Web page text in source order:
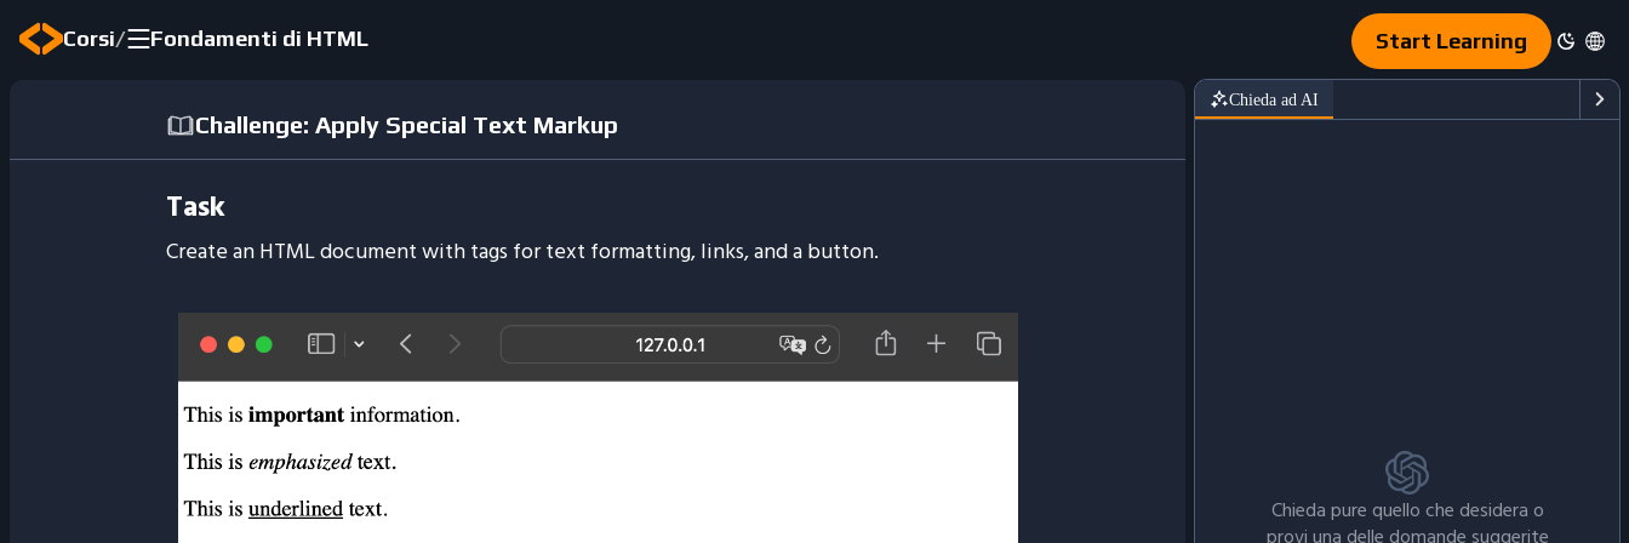
Corsi/ Fondamenti di HTML Start Learning
Challenge: Apply Special Text Markup
Task
Create an HTML document with tags for text formatting, links, and a button.
Chieda ad AI
Chieda pure quello che desidera o